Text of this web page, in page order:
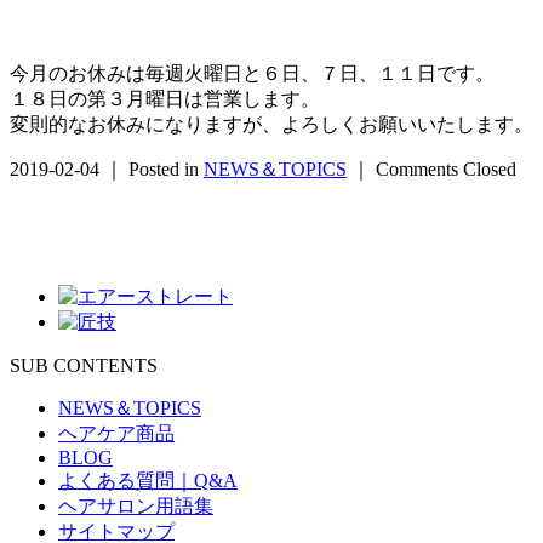
今月のお休みは毎週火曜日と６日、７日、１１日です。
１８日の第３月曜日は営業します。
変則的なお休みになりますが、よろしくお願いいたします。
2019-02-04 ｜ Posted in NEWS＆TOPICS Comments Closed
SUB CONTENTS
NEWS＆TOPICS
ヘアケア商品
BLOG
よくある質問｜Q&A
ヘアサロン用語集
サイトマップ